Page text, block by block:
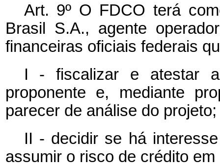
Art. 9º O FDCO terá
Brasil S.A., agente
financeiras oficiais federais
I - fiscalizar e atestar
proponente e, mediante
parecer de análise do projeto;
II - decidir se há
assumir o risco de crédito